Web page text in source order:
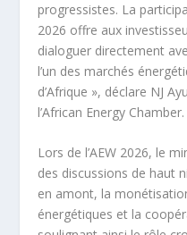
progressistes. La
2026 offre aux
dialoguer directement
l’un des marchés
d’Afrique », déclare NJ
l’African Energy Chamber.
Lors de l’AEW 2026, le
des discussions de haut
en amont, la
énergétiques et la